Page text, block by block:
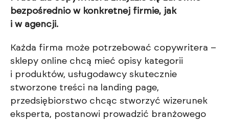
bezpośrednio w konkretnej firmie, jak
i w agencji.
Każda firma może potrzebować copywritera –
sklepy online chcą mieć opisy kategorii
i produktów, usługodawcy skutecznie
stworzone treści na landing page,
przedsiębiorstwo chcąc stworzyć wizerunek
eksperta, postanowi prowadzić branżowego